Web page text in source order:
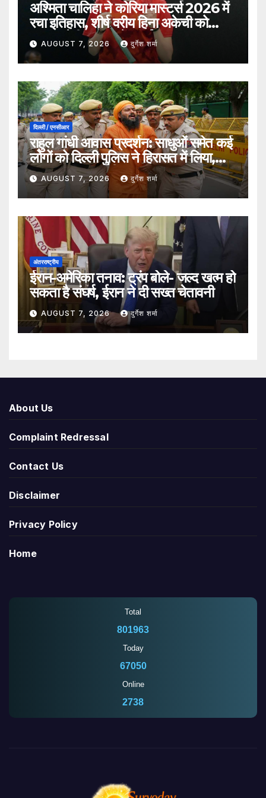
अश्मिता चालिहा ने कोरिया मास्टर्स 2026 में
रचा इतिहास, शीर्ष वरीय हिना अकेची को
हराकर सेमीफाइनल में बनाई जगह
AUGUST 7, 2026 दुर्गेश शर्मा
दिल्ली / एनसीआर
राहुल गांधी आवास प्रदर्शन: साधुओं समेत कई
लोगों को दिल्ली पुलिस ने हिरासत में लिया,
सुरक्षा व्यवस्था कड़ी
AUGUST 7, 2026 दुर्गेश शर्मा
अंतरराष्ट्रीय
ईरान-अमेरिका तनाव: ट्रंप बोले- जल्द खत्म हो
सकता है संघर्ष, ईरान ने दी सख्त चेतावनी
AUGUST 7, 2026 दुर्गेश शर्मा
About Us
Complaint Redressal
Contact Us
Disclaimer
Privacy Policy
Home
Total
801963
Today
67050
Online
2738